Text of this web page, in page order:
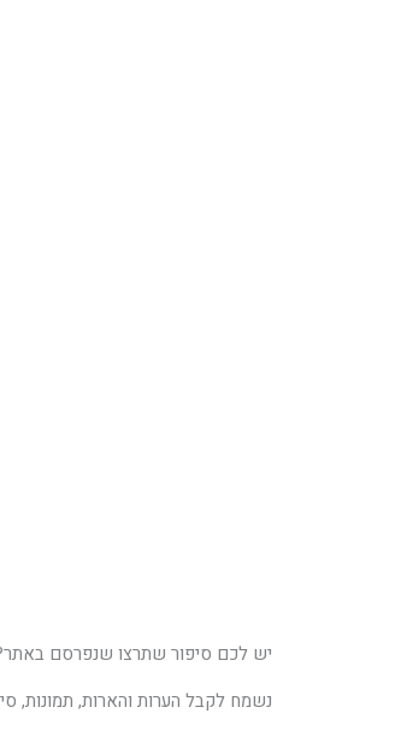
יש לכם סיפור שתרצו שנפרסם
נשמח לקבל הערות והארות, תמונות,